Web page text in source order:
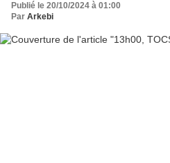
Publié le 20/10/2024 à 01:00
Par Arkebi